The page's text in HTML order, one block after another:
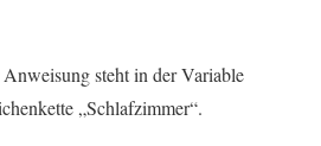
steht in der Variable
„Schlafzimmer“.